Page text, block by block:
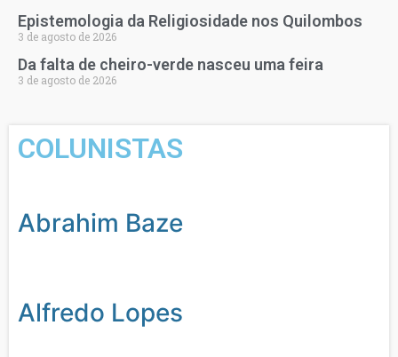
Epistemologia da Religiosidade nos Quilombos
3 de agosto de 2026
Da falta de cheiro-verde nasceu uma feira
3 de agosto de 2026
COLUNISTAS
Abrahim Baze
Alfredo Lopes